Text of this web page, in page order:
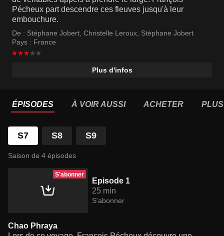
Pécheux part descendre ces fleuves jusqu'à leur
embouchure.
De : Stéphane Jobert Christelle Leroux Stéphane Jobert
Pays : France
Plus d'infos
ÉPISODES À VOIR AUSSI ACHETER
S7 S8 S9
Saison de 4 épisodes
S'abonner
Episode 1
25 min
S'abonner
Chao Phraya